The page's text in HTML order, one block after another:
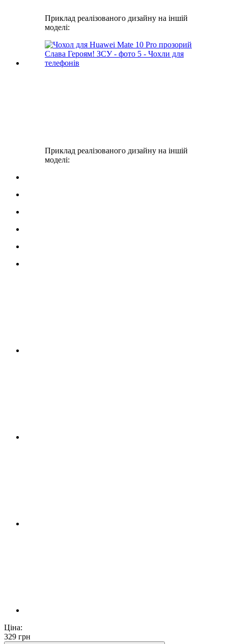
Приклад реалізованого дизайну на іншій
моделі:
Приклад реалізованого дизайну на іншій
моделі:
Ціна:
329 грн